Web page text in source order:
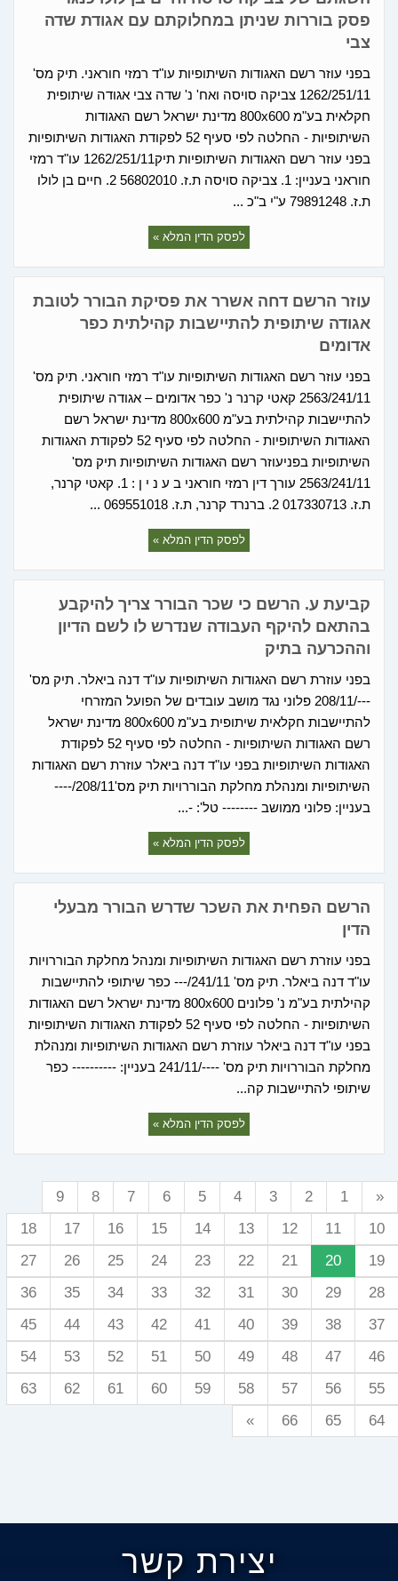
פסק בוררות שניתן במחלוקתם עם אגודת שדה
צבי
בפני עוזר רשם האגודות השיתופיות עו"ד רמזי חוראני. תיק מס'
1262/251/11 צביקה סויסה ואח' נ' שדה צבי אגודה שיתופית
חקלאית בע"מ 800x600 מדינת ישראל רשם האגודות
השיתופיות - החלטה לפי סעיף 52 לפקודת האגודות השיתופיות
בפני עוזר רשם האגודות השיתופיות תיק1262/251/11 עו"ד רמזי
חוראני בעניין: 1. צביקה סויסה ת.ז. 56802010 2. חיים בן לולו
ת.ז. 79891248 ע"י ב"כ ...
לפסק הדין המלא »
עוזר הרשם דחה אשרר את פסיקת הבורר לטובת
אגודה שיתופית להתיישבות קהילתית כפר
אדומים
בפני עוזר רשם האגודות השיתופיות עו"ד רמזי חוראני. תיק מס'
2563/241/11 קאטי קרנר נ' כפר אדומים – אגודה שיתופית
להתיישבות קהילתית בע"מ 800x600 מדינת ישראל רשם
האגודות השיתופיות - החלטה לפי סעיף 52 לפקודת האגודות
השיתופיות בפניעוזר רשם האגודות השיתופיות תיק מס'
2563/241/11 עורך דין רמזי חוראני ב ע נ י ן : 1. קאטי קרנר,
ת.ז. 017330713 2. ברנרד קרנר, ת.ז. 069551018 ...
לפסק הדין המלא »
קביעת ע. הרשם כי שכר הבורר צריך להיקבע
בהתאם להיקף העבודה שנדרש לו לשם הדיון
וההכרעה בתיק
בפני עוזרת רשם האגודות השיתופיות עו"ד דנה ביאלר. תיק מס'
---/208/11 פלוני נגד מושב עובדים של הפועל המזרחי
להתיישבות חקלאית שיתופית בע"מ 800x600 מדינת ישראל
רשם האגודות השיתופיות - החלטה לפי סעיף 52 לפקודת
האגודות השיתופיות בפני עו"ד דנה ביאלר עוזרת רשם האגודות
השיתופיות ומנהלת מחלקת הבוררויות תיק מס'208/11/----
בעניין: פלוני ממושב -------- טל': -...
לפסק הדין המלא »
הרשם הפחית את השכר שדרש הבורר מבעלי
הדין
בפני עוזרת רשם האגודות השיתופיות ומנהל מחלקת הבוררויות
עו"ד דנה ביאלר. תיק מס' 241/11/--- כפר שיתופי להתיישבות
קהילתית בע"מ נ' פלונים 800x600 מדינת ישראל רשם האגודות
השיתופיות - החלטה לפי סעיף 52 לפקודת האגודות השיתופיות
בפני עו"ד דנה ביאלר עוזרת רשם האגודות השיתופיות ומנהלת
מחלקת הבוררויות תיק מס' ----/241/11 בעניין: ---------- כפר
שיתופי להתיישבות קה...
לפסק הדין המלא »
«
1
2
3
4
5
6
7
8
9
10
11
12
13
14
15
16
17
18
19
20
21
22
23
24
25
26
27
28
29
30
31
32
33
34
35
36
37
38
39
40
41
42
43
44
45
46
47
48
49
50
51
52
53
54
55
56
57
58
59
60
61
62
63
64
65
66
»
יצירת קשר